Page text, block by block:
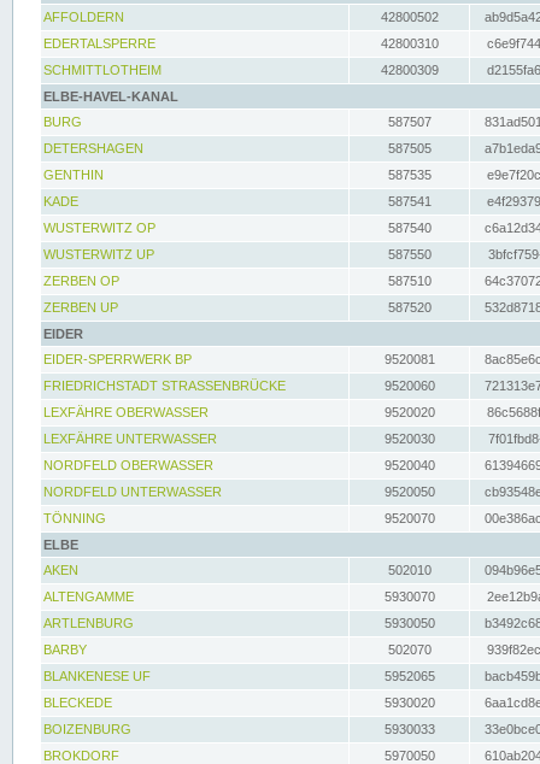
AFFOLDERN
42800502
EDERTALSPERRE
42800310
SCHMITTLOTHEIM
42800309
ELBE-HAVEL-KANAL
BURG
587507
DETERSHAGEN
587505
GENTHIN
587535
KADE
587541
WUSTERWITZ OP
587540
WUSTERWITZ UP
587550
ZERBEN OP
587510
ZERBEN UP
587520
EIDER
EIDER-SPERRWERK BP
9520081
FRIEDRICHSTADT STRASSENBRÜCKE
9520060
LEXFÄHRE OBERWASSER
9520020
LEXFÄHRE UNTERWASSER
9520030
NORDFELD OBERWASSER
9520040
NORDFELD UNTERWASSER
9520050
TÖNNING
9520070
ELBE
AKEN
502010
ALTENGAMME
5930070
ARTLENBURG
5930050
BARBY
502070
BLANKENESE UF
5952065
BLECKEDE
5930020
BOIZENBURG
5930033
BROKDORF
5970050